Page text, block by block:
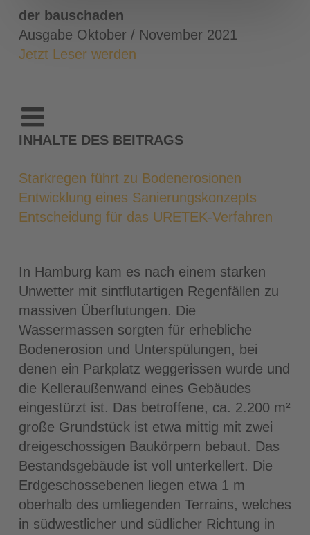
der bauschaden
Ausgabe Oktober / November 2021
Jetzt Leser werden
INHALTE DES BEITRAGS
Starkregen führt zu Bodenerosionen
Entwicklung eines Sanierungskonzepts
Entscheidung für das URETEK-Verfahren
In Hamburg kam es nach einem starken
Unwetter mit sintflutartigen Regenfällen zu
massiven Überflutungen. Die
Wassermassen sorgten für erhebliche
Bodenerosion und Unterspülungen, bei
denen ein Parkplatz weggerissen wurde und
die Kelleraußenwand eines Gebäudes
eingestürzt ist. Das betroffene, ca. 2.200 m²
große Grundstück ist etwa mittig mit zwei
dreigeschossigen Baukörpern bebaut. Das
Bestandsgebäude ist voll unterkellert. Die
Erdgeschossebenen liegen etwa 1 m
oberhalb des umliegenden Terrains, welches
in südwestlicher und südlicher Richtung in